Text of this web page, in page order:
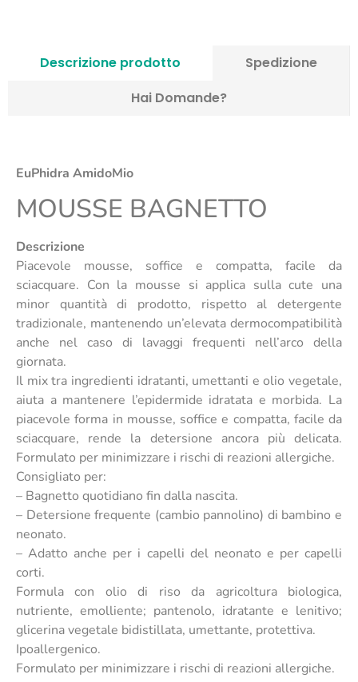
Descrizione prodotto
Spedizione
Hai Domande?
EuPhidra AmidoMio
MOUSSE BAGNETTO
Descrizione
Piacevole mousse, soffice e compatta, facile da
sciacquare. Con la mousse si applica sulla cute una
minor quantità di prodotto, rispetto al detergente
tradizionale, mantenendo un’elevata dermocompatibilità
anche nel caso di lavaggi frequenti nell’arco della
giornata.
Il mix tra ingredienti idratanti, umettanti e olio vegetale,
aiuta a mantenere l’epidermide idratata e morbida. La
piacevole forma in mousse, soffice e compatta, facile da
sciacquare, rende la detersione ancora più delicata.
Formulato per minimizzare i rischi di reazioni allergiche.
Consigliato per:
– Bagnetto quotidiano fin dalla nascita.
– Detersione frequente (cambio pannolino) di bambino e
neonato.
– Adatto anche per i capelli del neonato e per capelli
corti.
Formula con olio di riso da agricoltura biologica,
nutriente, emolliente; pantenolo, idratante e lenitivo;
glicerina vegetale bidistillata, umettante, protettiva.
Ipoallergenico.
Formulato per minimizzare i rischi di reazioni allergiche.